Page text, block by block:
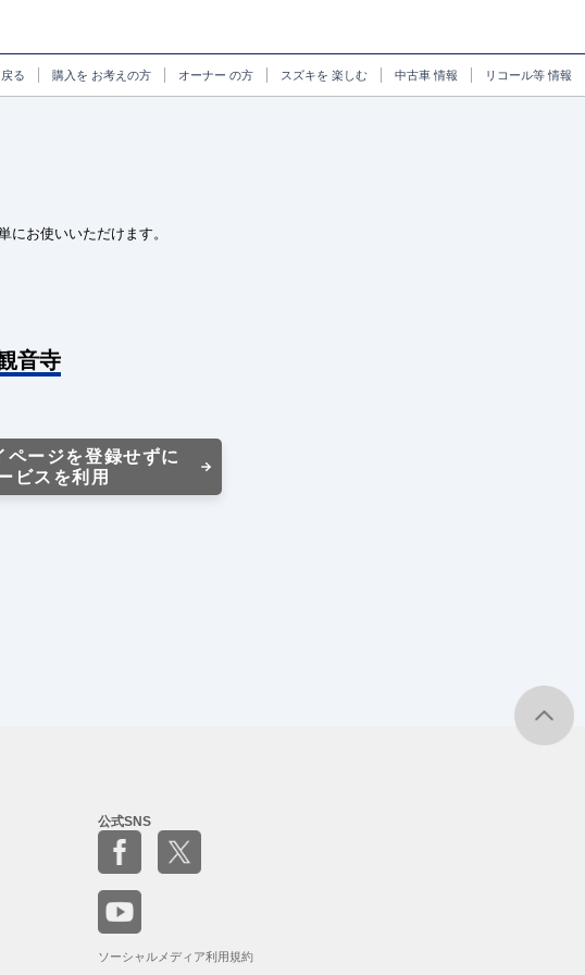
戻る 購入を お考えの方 オーナー の方 スズキを 楽しむ 中古車情報 リコール等情報
お使いいただけます。
音寺
ページを登録せずに
ビスを利用
公式SNS
ソーシャルメディア利用規約